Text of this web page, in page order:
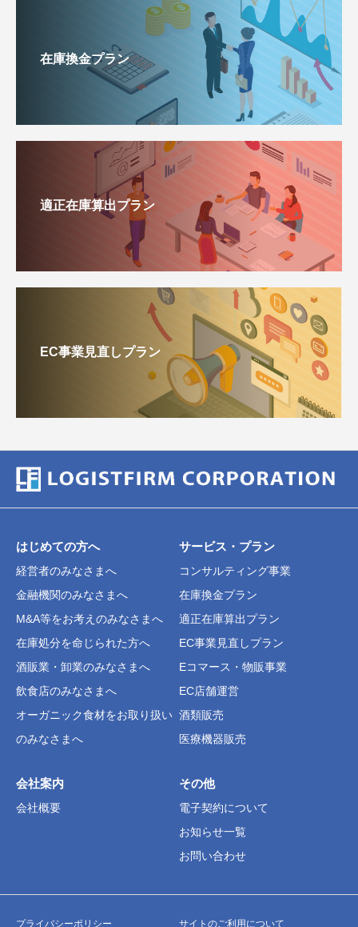
在庫換金プラン
適正在庫算出プラン
EC事業見直しプラン
はじめての方へ
経営者のみなさまへ
金融機関のみなさまへ
M&A等をお考えのみなさまへ
在庫処分を命じられた方へ
酒販業・卸業のみなさまへ
飲食店のみなさまへ
オーガニック食材をお取り扱い
のみなさまへ
サービス・プラン
コンサルティング事業
在庫換金プラン
適正在庫算出プラン
EC事業見直しプラン
Eコマース・物販事業
EC店舗運営
酒類販売
医療機器販売
会社案内
会社概要
その他
電子契約について
お知らせ一覧
お問い合わせ
プライバシーポリシー サイトのご利用について